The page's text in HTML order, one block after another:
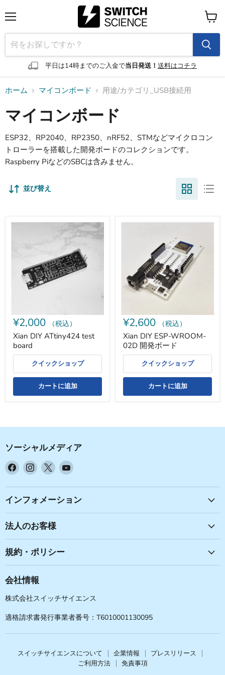
ニ
ュ
ー
平日は14時までのご入金で当日発送！ 送料はコチラ
カ
ー
ト
を
見
ホーム マイコンボード 用途/カテゴリ_USB接続用
マイコンボード
ESP32、RP2040、RP2350、nRF52、STMなどマイクロコン
トローラーを搭載した開発ボードのコレクションです。
Raspberry PiなどのSBCは含みません。
並び替え
Xian
¥2,000
（税込）
Xian DIY ATtiny424 test
board
クイックショップ
カートに追加
ボ
ー
¥2,600
（税込）
Xian DIY ESP-WROOM-
02D 開発ボード
クイックショップ
カートに追加
ソーシャルメディア
Facebook
見
つ
て
く
さ
い
Instagram
見
つ
て
く
さ
い
X
見
つ
て
く
さ
い
YouTube
見
つ
い
インフォメーション
法人のお客様
規約・ポリシー
会社情報
株式会社スイッチサイエンス
適格請求書発行事業者番号：T6010001130095
スイッチサイエンスについて 企業情報
プレスリリース
ご利用方法
免責事項